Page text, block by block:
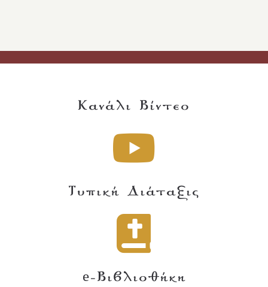
Κανάλι Βίντεο
Τυπική Διάταξις
e-Βιβλιοθήκη